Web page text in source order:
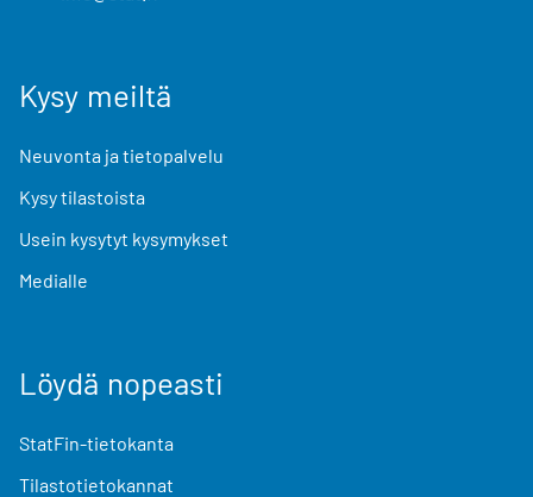
Kysy meiltä
Neuvonta ja tietopalvelu
Kysy tilastoista
Usein kysytyt kysymykset
Medialle
Löydä nopeasti
StatFin-tietokanta
Tilastotietokannat